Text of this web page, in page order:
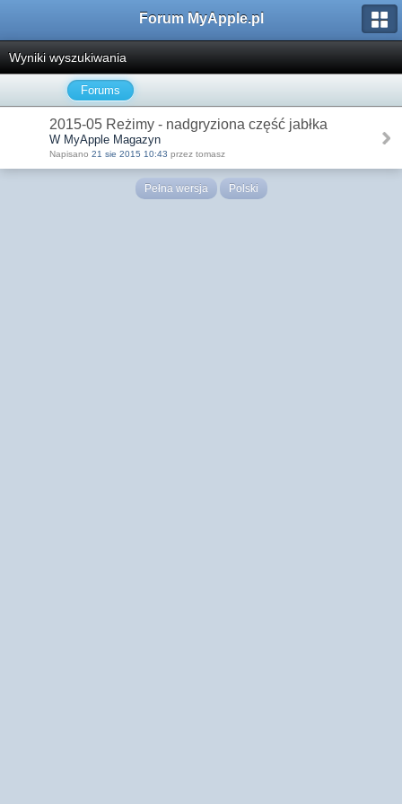
Forum MyApple.pl
Wyniki wyszukiwania
Forums
2015-05 Reżimy - nadgryziona część jabłka
W MyApple Magazyn
Napisano 21 sie 2015 10:43 przez tomasz
Pełna wersja Polski